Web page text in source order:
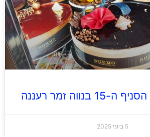
בנווה זמר רעננה
5 ביוני 2025